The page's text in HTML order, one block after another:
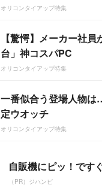
オリコンタイアップ特集
【驚愕】メーカー社
台」神コスパPC
オリコンタイアップ特集
一番似合う登場人物
定ウオッチ
オリコンタイアップ特集
自販機にピッ！です
（PR）ジハンピ